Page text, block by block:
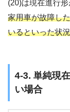
(20)は現在進行
家用車が故障し
いるといった状況
4-3. 単純現
い場合